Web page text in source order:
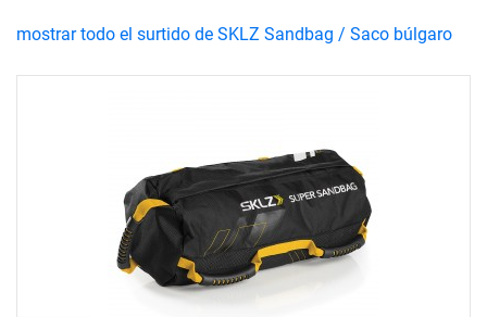
mostrar todo el surtido de SKLZ Sandbag / Saco búlgaro